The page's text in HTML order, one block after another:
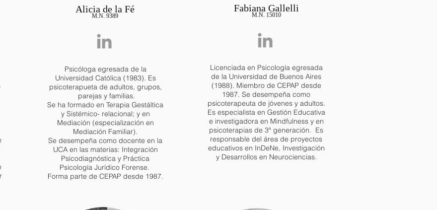
Alicia de la Fé
M.N. 9389
Psicóloga egresada de la
Universidad Católica (1983). Es
psicoterapueta de adultos, grupos,
parejas y familias.
Se ha formado en Terapia Gestáltica
y Sistémico- relacional; y en
Mediación (especialización en
Mediación Familiar).
Se desempeña como docente en la
UCA en las materias: Integración
Psicodiagnóstica y Práctica
Psicología Jurídico Forense.
Forma parte de CEPAP desde 1987.
Fabiana Gallelli
M.N. 15010
Licenciada en Psicología egresada
de la Universidad de Buenos Aires
(1988). Miembro de CEPAP desde
1987. Se desempeña como
psicoterapeuta de jóvenes y adultos.
Es especialista en Gestión Educativa
e investigadora en Mindfulness y en
psicoterapias de 3ª generación. Es
responsable del área de proyectos
educativos en InDeNe, Investigación
y Desarrollos en Neurociencias.